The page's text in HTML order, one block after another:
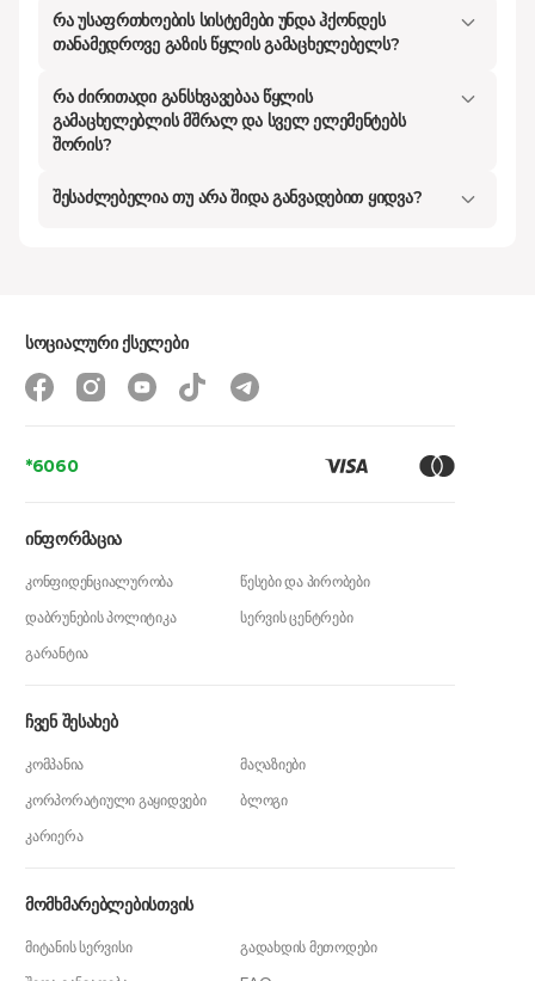
წლების განმავლობაში
შეუფერხებლად უნდა მუშაობდეს. ამ
დეტალურ გზამკვლევში ჩვენ
განვიხილავთ ყველა იმ ტექნიკურ
ნიუანსს, რაც დაგეხმარებათ მიიღოთ
ინფორმირებული გადაწყვეტილება,
იდეალურად მოერგება.
გამაცხელებლები არსებობს ბაზარზე?
სანამ კონკრეტულ მახასიათებლებზე
გადავალთ, მნიშვნელოვანია
გავიაზროთ მუშაობის პრინციპი.
ბაზარზე ძირითადად ორი
გამდინარე და დაგროვებითი ტიპის
სისტემები.
გამდინარე მოდელები,
რომლებსაც ხშირად ავზის გარეშე
მოწყობილობებსაც უწოდებენ,
მომენტში აცხელებენ. როგორც კი
ონკანს ხსნით, სისტემაში არსებული
მძლავრი ძრავი წამებში ახდენს
რა უსაფრთხოების სისტემები უნდა ჰქონდეს
თანამედროვე გაზის წყლის გამაცხელებელს?
რა ძირითადი განსხვავებაა წყლის
გამაცხელებლის მშრალ და სველ ელემენტებს
შორის?
შესაძლებელია თუ არა შიდა განვადებით ყიდვა?
*6060
ჩვენ შესახებ
კომპანია
მაღაზიები
კორპორატიული გაყიდვები
ბლოგი
კარიერა
ინფორმაცია
კონფიდენციალურობა
წესები და პირობები
დაბრუნების პოლიტიკა
სერვის ცენტრები
გარანტია
მომხმარებლებისთვის
მიტანის სერვისი
გადახდის მეთოდები
სოციალური ქსელები